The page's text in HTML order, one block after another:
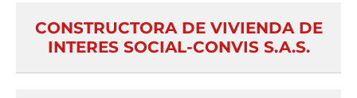
CONSTRUCTORA DE VIVIENDA DE
INTERES SOCIAL-CONVIS S.A.S.